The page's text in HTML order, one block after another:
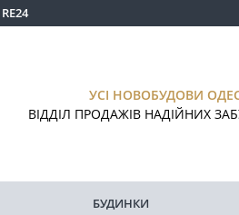
RE24
УСІ НОВОБУДОВИ
ВІДДІЛ ПРОДАЖІВ НАДІЙНИХ
БУДИНКИ